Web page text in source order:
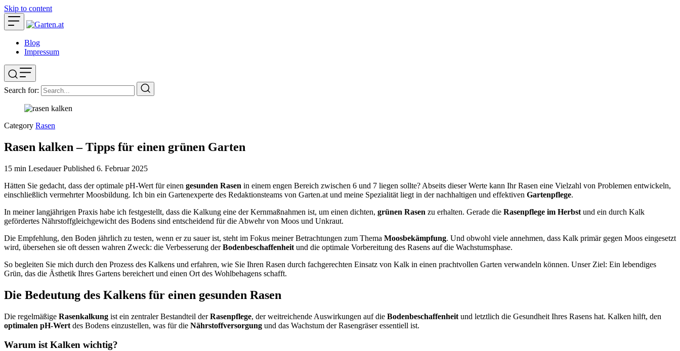
Skip to content
Blog
Impressum
Search for:
Category Rasen
Rasen kalken – Tipps für einen grünen Garten
15 min LesedauerPublished 6. Februar 2025
Hätten Sie gedacht, dass der optimale pH-Wert für einen gesunden Rasen in einem engen Bereich zwischen 6 und 7 liegen sollte? Abseits dieser Werte kann Ihr Rasen eine Vielzahl von Problemen entwickeln,
einschließlich vermehrter Moosbildung. Ich bin ein Gartenexperte des Redaktionsteams von Garten.at und meine Spezialität liegt in der nachhaltigen und effektiven Gartenpflege.
In meiner langjährigen Praxis habe ich festgestellt, dass die Kalkung eine der Kernmaßnahmen ist, um einen dichten, grünen Rasen zu erhalten. Gerade die Rasenpflege im Herbst und ein durch Kalk
gefördertes Nährstoffgleichgewicht des Bodens sind entscheidend für die Abwehr von Moos und Unkraut.
Die Empfehlung, den Boden jährlich zu testen, wenn er zu sauer ist, steht im Fokus meiner Betrachtungen zum Thema Moosbekämpfung. Und obwohl viele annehmen, dass Kalk primär gegen Moos eingesetzt
wird, übersehen sie oft dessen wahren Zweck: die Verbesserung derBodenbeschaffenheit und die optimale Vorbereitung des Rasens auf die Wachstumsphase.
So begleiten Sie mich durch den Prozess des Kalkens und erfahren, wie Sie Ihren Rasen durch fachgerechten Einsatz von Kalk in einen prachtvollen Garten verwandeln können. Unser Ziel: Ein lebendiges
Grün, das die Ästhetik Ihres Gartens bereichert und einen Ort des Wohlbehagens schafft.
Die Bedeutung des Kalkens für einen gesunden Rasen
Die regelmäßige Rasenkalkung ist ein zentraler Bestandteil derRasenpflege, der weitreichende Auswirkungen auf die Bodenbeschaffenheit und letztlich die Gesundheit Ihres Rasens hat. Kalken hilft, den
optimalen pH-Wert des Bodens einzustellen, was für die Nährstoffversorgung und das Wachstum der Rasengräser essentiell ist.
Warum ist Kalken wichtig?